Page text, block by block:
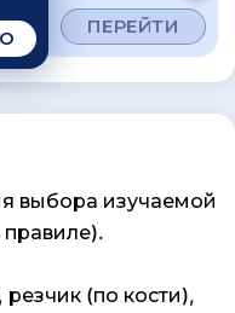
ПЕРЕЙТИ
выбора изучаемой
(по кости),